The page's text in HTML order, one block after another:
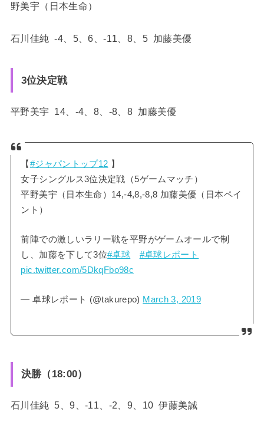
野美宇（日本生命）
石川佳純 -4、5、6、-11、8、5 加藤美優
3位決定戦
平野美宇 14、-4、8、-8、8 加藤美優
【 #ジャパントップ12 】
女子シングルス3位決定戦（5ゲームマッチ）
平野美宇（日本生命）14,-4,8,-8,8 加藤美優（日本ペイ
ント）
前陣での激しいラリー戦を平野がゲームオールで制
し、加藤を下して3位#卓球
#卓球レポート
pic.twitter.com/5DkqFbo98c
— 卓球レポート (@takurepo) March 3, 2019
決勝（18:00）
石川佳純 5、9、-11、-2、9、10 伊藤美誠